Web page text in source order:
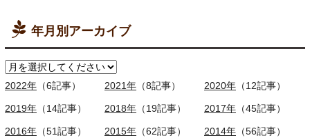
年月別アーカイブ
2022年 （6記事） 2021年 （8記事） 2020年 （12記事）
2019年 （14記事） 2018年 （19記事） 2017年 （45記事）
2016年 （51記事） 2015年 （62記事） 2014年 （56記事）